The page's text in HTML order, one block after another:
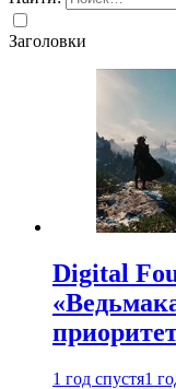
Заголовки
Digital
1 год спустя1